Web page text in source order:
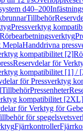
d40–200
Tillbehör
Pressverktyg
MeplaHanddrivna
kompatibilitet [2]
Reservdelar för
kompatibilitet [1] /
för Pressverktyg
TillbehörPressenheter
kompatibilitet [2XL]
för Verktyg för
för
Fjärrkontroller